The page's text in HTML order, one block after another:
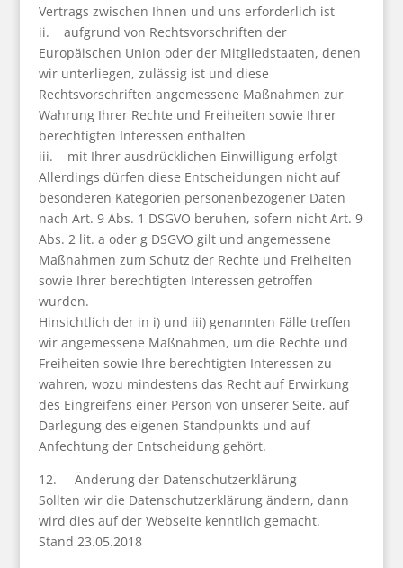
Vertrags zwischen Ihnen und uns erforderlich ist
ii. aufgrund von Rechtsvorschriften der
Europäischen Union oder der Mitgliedstaaten, denen
wir unterliegen, zulässig ist und diese
Rechtsvorschriften angemessene Maßnahmen zur
Wahrung Ihrer Rechte und Freiheiten sowie Ihrer
berechtigten Interessen enthalten
iii. mit Ihrer ausdrücklichen Einwilligung erfolgt
Allerdings dürfen diese Entscheidungen nicht auf
besonderen Kategorien personenbezogener Daten
nach Art. 9 Abs. 1 DSGVO beruhen, sofern nicht Art. 9
Abs. 2 lit. a oder g DSGVO gilt und angemessene
Maßnahmen zum Schutz der Rechte und Freiheiten
sowie Ihrer berechtigten Interessen getroffen
wurden.
Hinsichtlich der in i) und iii) genannten Fälle treffen
wir angemessene Maßnahmen, um die Rechte und
Freiheiten sowie Ihre berechtigten Interessen zu
wahren, wozu mindestens das Recht auf Erwirkung
des Eingreifens einer Person von unserer Seite, auf
Darlegung des eigenen Standpunkts und auf
Anfechtung der Entscheidung gehört.
12. Änderung der Datenschutzerklärung
Sollten wir die Datenschutzerklärung ändern, dann
wird dies auf der Webseite kenntlich gemacht.
Stand 23.05.2018